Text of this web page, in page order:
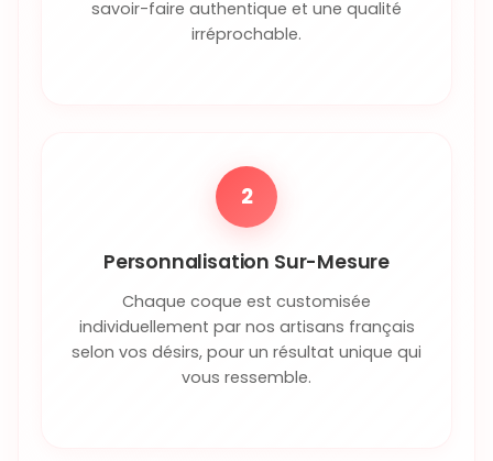
savoir-faire authentique et une qualité
irréprochable.
2
Personnalisation Sur-Mesure
Chaque coque est customisée
individuellement par nos artisans français
selon vos désirs, pour un résultat unique qui
vous ressemble.